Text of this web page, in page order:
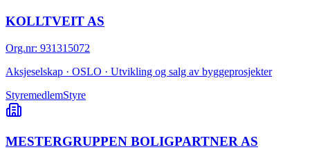
KOLLTVEIT AS
Org.nr: 931315072
Aksjeselskap · OSLO · Utvikling og salg av byggeprosjekter
StyremedlemStyre
MESTERGRUPPEN BOLIGPARTNER AS